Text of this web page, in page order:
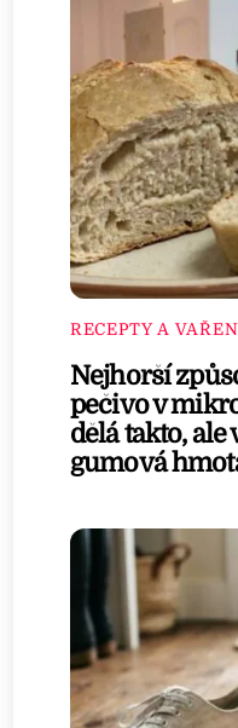
RECEPTY A
Nejhorší
pečivo v
dělá takto,
gumová